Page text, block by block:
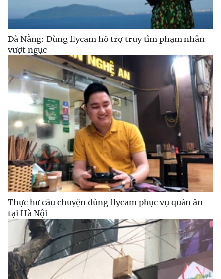
Đà Nẵng: Dùng flycam hỗ trợ truy tìm phạm nhân
vượt ngục
Thực hư câu chuyện dùng flycam phục vụ quán ăn
tại Hà Nội